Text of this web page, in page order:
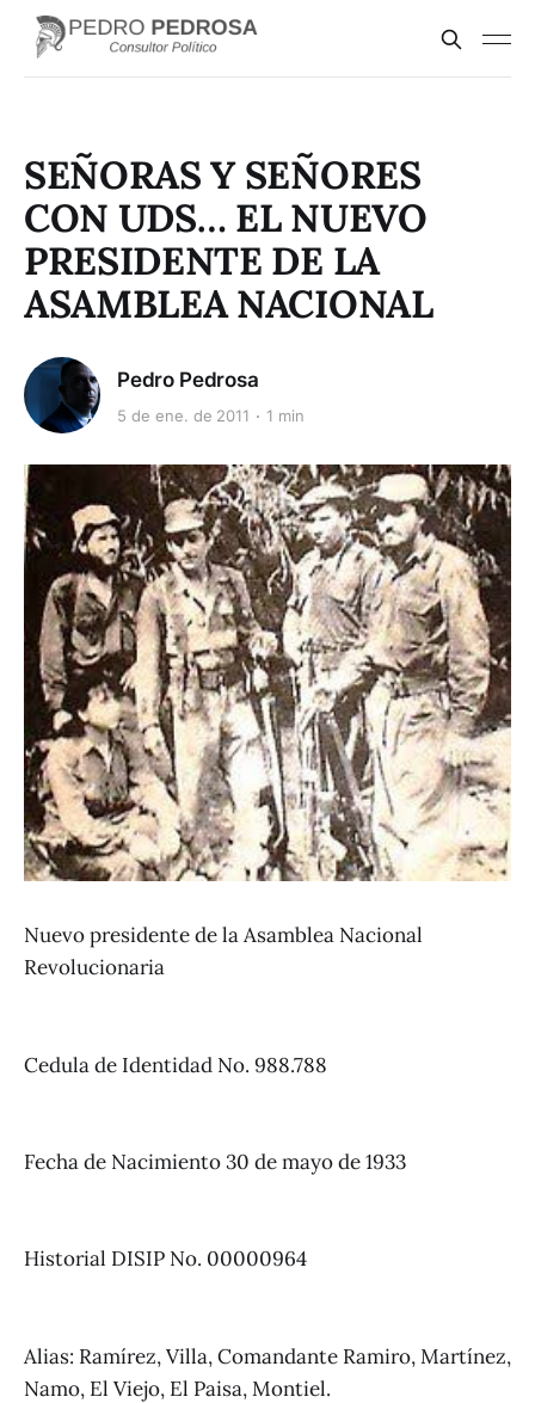
SEÑORAS Y SEÑORES
CON UDS… EL NUEVO
PRESIDENTE DE LA
ASAMBLEA NACIONAL
Pedro Pedrosa
5 de ene. de 2011 1 min
Nuevo presidente de la Asamblea Nacional
Revolucionaria
Cedula de Identidad No. 988.788
Fecha de Nacimiento 30 de mayo de 1933
Historial DISIP No. 00000964
Alias: Ramírez, Villa, Comandante Ramiro, Martínez,
Namo, El Viejo, El Paisa, Montiel.